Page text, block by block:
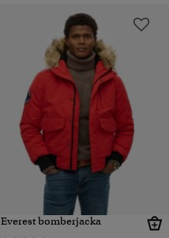
Everest bomberjacka